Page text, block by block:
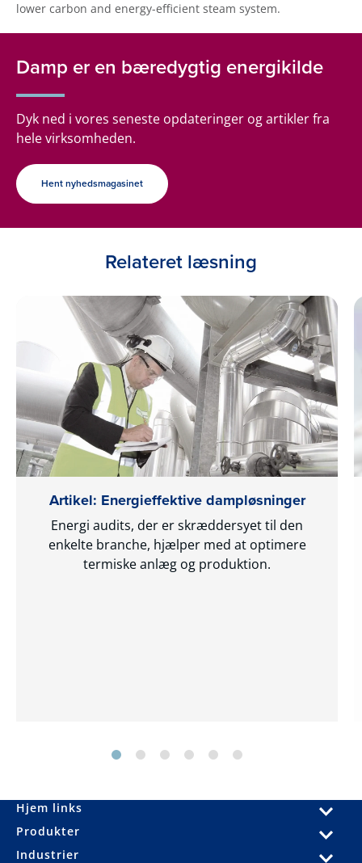
lower carbon and energy-efficient steam system.
Damp er en bæredygtig energikilde
Dyk ned i vores seneste opdateringer og artikler fra
hele virksomheden.
Hent nyhedsmagasinet
Relateret læsning
Artikel: Energieffektive dampløsninger
Energi audits, der er skræddersyet til den
enkelte branche, hjælper med at optimere
termiske anlæg og produktion.
Hjem links
Produkter
Industrier